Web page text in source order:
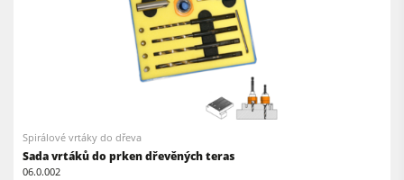
Spirálové vrtáky do dřeva
Sada vrtáků do prken dřevěných teras
06.0.002